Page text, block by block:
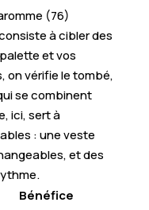
(76)
à cibler des
et vos
on vérifie le tombé,
se combinent
ici, sert à
: une veste
et des
Bénéfice